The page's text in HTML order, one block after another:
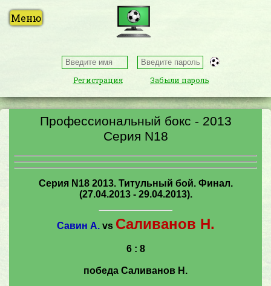
Регистрация Забыли пароль